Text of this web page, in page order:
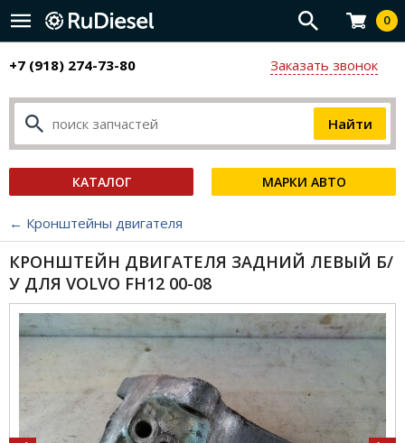
0
+7 (918) 274-73-80 Заказать звонок
КАТАЛОГ МАРКИ АВТО
← Кронштейны двигателя
КРОНШТЕЙН ДВИГАТЕЛЯ ЗАДНИЙ ЛЕВЫЙ Б/
У ДЛЯ VOLVO FH12 00-08